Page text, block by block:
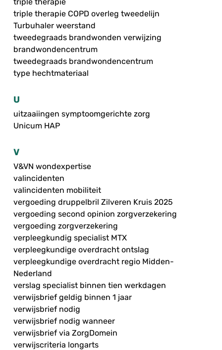
triple therapie COPD overleg tweedelijn
Turbuhaler weerstand
tweedegraads brandwonden verwijzing
brandwondencentrum
tweedegraads brandwondencentrum
type hechtmateriaal
U
uitzaaiingen symptoomgerichte zorg
Unicum HAP
V
V&VN wondexpertise
valincidenten
valincidenten mobiliteit
vergoeding druppelbril Zilveren Kruis 2025
vergoeding second opinion zorgverzekering
vergoeding zorgverzekering
verpleegkundig specialist MTX
verpleegkundige overdracht ontslag
verpleegkundige overdracht regio Midden-
Nederland
verslag specialist binnen tien werkdagen
verwijsbrief geldig binnen 1 jaar
verwijsbrief nodig
verwijsbrief nodig wanneer
verwijsbrief via ZorgDomein
verwijscriteria longarts